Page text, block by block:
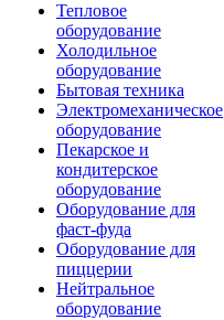
Тепловое
оборудование
Холодильное
оборудование
Бытовая техника
Электромеханическое
оборудование
Пекарское и
кондитерское
оборудование
Оборудование для
фаст-фуда
Оборудование для
пиццерии
Нейтральное
оборудование